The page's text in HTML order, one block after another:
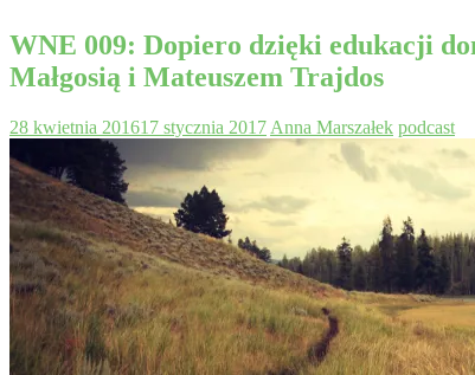
WNE 009: Dopiero dzięki edukacji
Małgosią i Mateuszem Trajdos
28 kwietnia 201617 stycznia 2017 Anna Marszałek podcast